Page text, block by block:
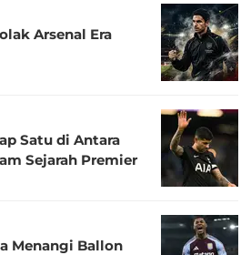
Arsenal Era
Satu di Antara
Sejarah Premier
Menangi Ballon